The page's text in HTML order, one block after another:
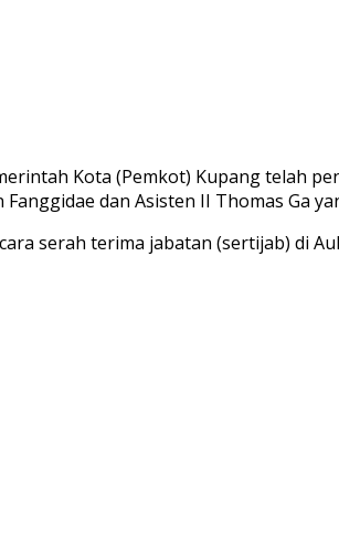
Kota (Pemkot) Kupang telah
dan Asisten II Thomas Ga
serah terima jabatan (sertijab) di